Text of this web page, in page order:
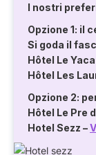
I nostri
Opzione 1: il
Si goda il
Hôtel Le Yaca
Hôtel Les
Opzione 2:
Hôtel Le Pre
Hotel Sezz –